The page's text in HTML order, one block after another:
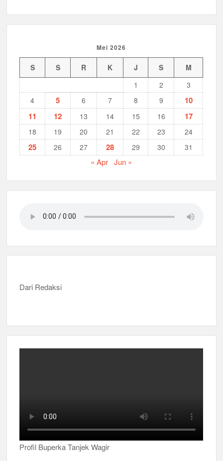
Mei 2026
S S R K J S
M
1
2
3
4
5 6 7 8 9
10
11
12 13 14 15 16 17
18 19 20 21 22 23 24
25 26 27 28 29 30 31
« Apr Jun »
Dari Redaksi
Profil Buperka Tanjek Wagir